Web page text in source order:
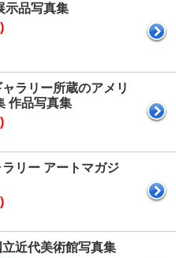
示品写真集
ラリー所蔵のアメリ
作品写真集
リー アートマガジ
近代美術館写真集